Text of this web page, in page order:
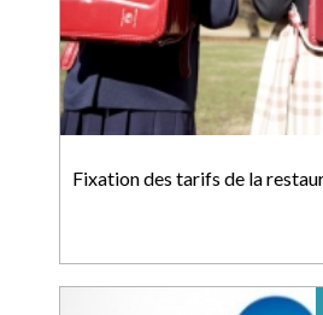
Fixation des tarifs de la